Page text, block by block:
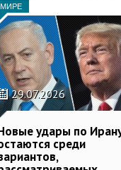
МИРЕ
29.07.2026
удары по
среди